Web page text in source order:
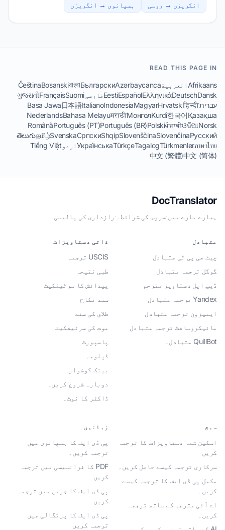
انگریزی → روسی
ہسپانوی → انگریزی
READ THIS PAGE IN
Afrikaans العربيةAzərbaycanca
Български
বাংলা
Bosanski
Čeština
Dansk
Deutsch
Ελληνικά
Español
EestiفارسیSuomi
Français
ગુજરાતી
עבריתहिन्दी
Hrvatski
Magyar
Indonesia
Italiano
日本語
Basa Jawa
Қазақша
한국어
Kurdî
Монгол
मराठी
Bahasa Melayu
Nederlands
Norsk
ଓଡିଆ
ਪੰਜਾਬੀ
Polski
Português (BR)
Português (PT)
Română
Русский
Slovenčina
Slovenščina
Shqip
Српски
Svenska
தமிழ்
తెలుగు
ภาษาไทย
Türkmenler
Tagalog
Türkçe
Українськаاردو Tiếng Việt
中文 (简体)
中文 (繁體)
DocTranslator
ہمارے بارے میں·سروس کی شرائط۔ ·رازداری کی پالیسی
متبادل
چیٹ جی پی ٹی متبادل
گوگل ترجمہ متبادل
ڈیپ ایل دستاویز مترجم
Yandex ترجمہ متبادل
ایمیزون ترجمہ متبادل
مائیکروسافٹ ترجمہ متبادل
QuillBot متبادل۔
ذاتی دستاویزات
USCIS ترجمہ
طبی نتیجہ
پیدائش کا سرٹیفکیٹ
سند نکاح
طلاق کی سند
موت کی سرٹیفکیٹ
پاسپورٹ
ڈپلومہ
بینک گوشوارہ
دوبارہ شروع کریں۔
ڈاکٹر کا نوٹ۔
سبق
اسکین شدہ دستاویزات کا ترجمہ
کریں
سرکاری ترجمہ کیسے حاصل کریں۔
مکمل پی ڈی ایف کا ترجمہ کیسے
کریں۔
اے آئی مترجم کے ساتھ ترجمہ
کریں۔
زبانیں۔
پی ڈی ایف کا ہسپانوی میں
ترجمہ کریں۔
PDF کا فرانسیسی میں ترجمہ
کریں
پی ڈی ایف کا جرمن میں ترجمہ
کریں
پی ڈی ایف کا پرتگالی میں
ترجمہ کریں